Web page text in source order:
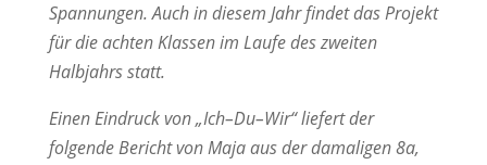
Spannungen. Auch in diesem Jahr findet das Projekt
für die achten Klassen im Laufe des zweiten
Halbjahrs statt.
Einen Eindruck von „Ich–Du–Wir“ liefert der
folgende Bericht von Maja aus der damaligen 8a,